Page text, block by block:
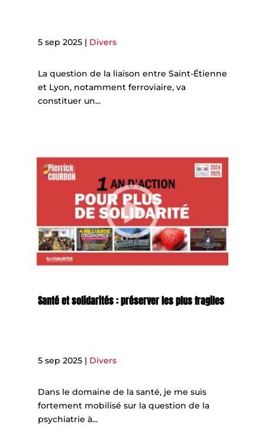
5 sep 2025| Divers
La question de la liaison entre Saint-Étienne
et Lyon, notamment ferroviaire, va
constituer un...
Santé et solidarités : préserver les plus fragiles
5 sep 2025| Divers
Dans le domaine de la santé, je me suis
fortement mobilisé sur la question de la
psychiatrie à...